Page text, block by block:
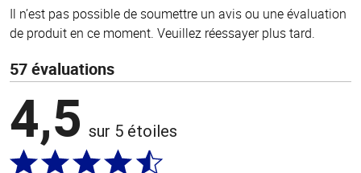
Il n’est pas possible de soumettre un avis ou une évaluation
de produit en ce moment. Veuillez réessayer plus tard.
57 évaluations
4,5 sur 5 étoiles